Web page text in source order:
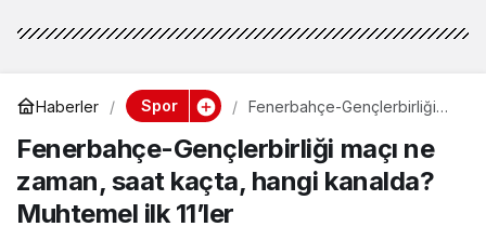
Haberler Spor
Fenerbahçe-Gençlerbirliği
hangi kanalda? Muhtemel ilk
11’ler
Fenerbahçe-Gençlerbirliği maçı ne
zaman, saat kaçta, hangi kanalda?
Muhtemel ilk 11’ler